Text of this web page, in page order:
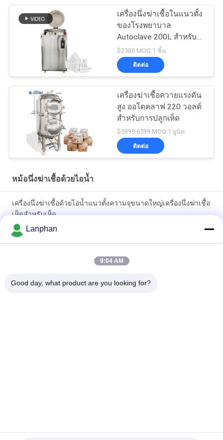
ย้อนย้อนย้อนย้อนย้อนย้อน
ย้อนย้อนย้อนย้อนย้อนย้อน
ย้อนย้อนย้อนย้อนย้อนย้อน
ย้อนย้อนย้อนย้อนย้อนย้อน
ย้อนย้อนย้อนย้อนย้อนย้อน
ย้อนย้อนย้อนย้อนย้อนย้อน
เครื่องนึ่งฆ่าเชื้อในแนวตั้ง
ของโรงพยาบาล
Autoclave 200L สำหรับ
ทันตกรรม 0.22MPa
$2300 MOQ:1 ชิ้น
ติดต่อ
เครื่องฆ่าเชื้อควายแรงดัน
สูง ออโตคลาฟ 220 วอลต์
สําหรับการปลูกเห็ด
$5999-6599 MOQ:1 ยูนิต
ติดต่อ
หม้อนึ่งฆ่าเชื้อด้วยไอน้ำ
เครื่องนึ่งฆ่าเชื้อด้วยไอน้ำแนวตั้งความจุขนาดใหญ่เครื่องนึ่งฆ่าเชื้อ
เห็ดสำหรับเห็ด
อัตโนมัติอุณหภูมิสูง อาหาร อุปกรณ์ระบายน้ํา
น้ําอาบน้ํา คอนเตอร์พริชชั่นแบบตั้ง รีทอร์ท ออโตคลาฟสําหรับ
Lanphan
9:04 AM
Good day, what product are you looking for?